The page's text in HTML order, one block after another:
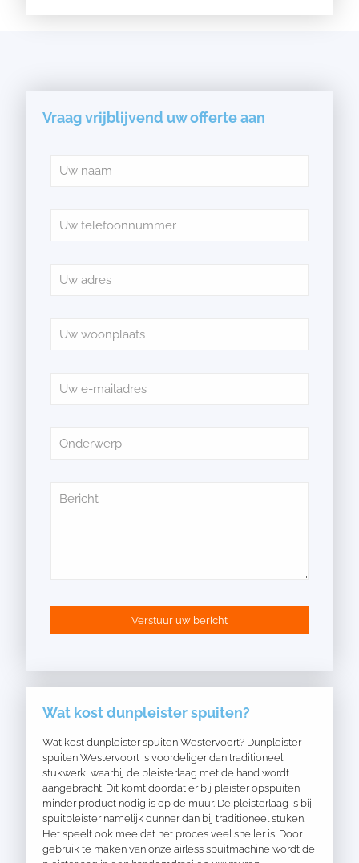
Vraag vrijblijvend uw offerte aan
Wat kost dunpleister spuiten?
Wat kost dunpleister spuiten Westervoort? Dunpleister
spuiten Westervoort is voordeliger dan traditioneel
stukwerk, waarbij de pleisterlaag met de hand wordt
aangebracht. Dit komt doordat er bij pleister opspuiten
minder product nodig is op de muur. De pleisterlaag is bij
spuitpleister namelijk dunner dan bij traditioneel stuken.
Het speelt ook mee dat het proces veel sneller is. Door
gebruik te maken van onze airless spuitmachine wordt de